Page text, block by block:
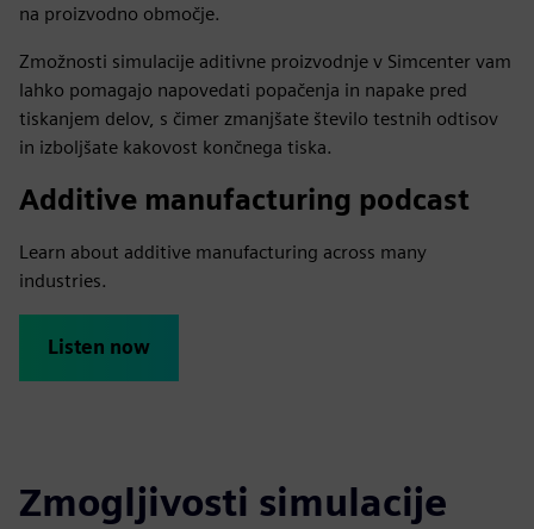
na proizvodno območje.
Zmožnosti simulacije aditivne proizvodnje v Simcenter vam
lahko pomagajo napovedati popačenja in napake pred
tiskanjem delov, s čimer zmanjšate število testnih odtisov
in izboljšate kakovost končnega tiska.
Additive manufacturing podcast
Learn about additive manufacturing across many
industries.
Listen now
Zmogljivosti simulacije